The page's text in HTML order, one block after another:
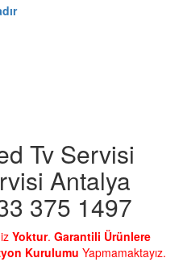
Tv Servisi
Antalya
375 1497
Yoktur. Garantili Ürünlere
Kurulumu Yapmamaktayız.